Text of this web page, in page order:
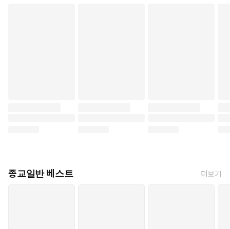
종교일반 베스트 더보기